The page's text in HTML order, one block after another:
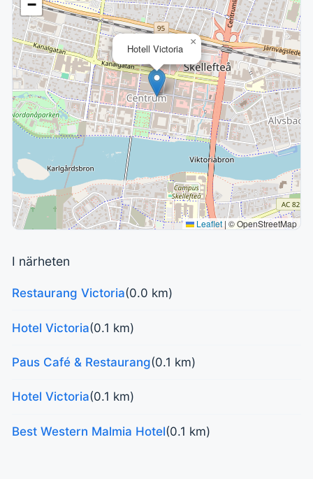
Hotell Victoria
×
−
Leaflet| © OpenStreetMap
I närheten
Restaurang Victoria(0.0 km)
Hotel Victoria(0.1 km)
Paus Café & Restaurang(0.1 km)
Hotel Victoria(0.1 km)
Best Western Malmia Hotel(0.1 km)